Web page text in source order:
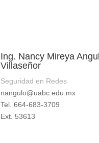
Ing. Nancy Mireya
Villaseñor
Seguridad en Redes
nangulo@uabc.edu.mx
Tel. 664-683-3709
Ext. 53613